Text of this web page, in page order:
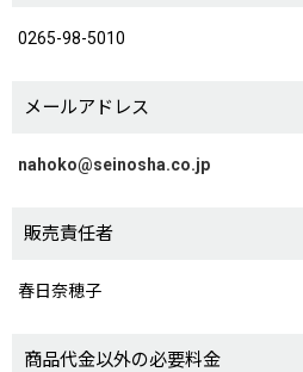
0265-98-5010
メールアドレス
nahoko@seinosha.co.jp
販売責任者
春日奈穂子
商品代金以外の必要料金